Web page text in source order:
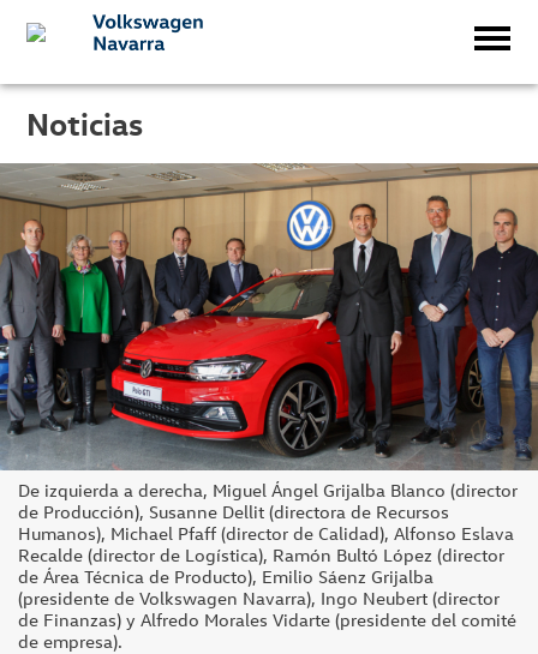
Noticias
De izquierda a derecha, Miguel Ángel Grijalba Blanco (director
de Producción), Susanne Dellit (directora de Recursos
Humanos), Michael Pfaff (director de Calidad), Alfonso Eslava
Recalde (director de Logística), Ramón Bultó López (director
de Área Técnica de Producto), Emilio Sáenz Grijalba
(presidente de Volkswagen Navarra), Ingo Neubert (director
de Finanzas) y Alfredo Morales Vidarte (presidente del comité
de empresa).